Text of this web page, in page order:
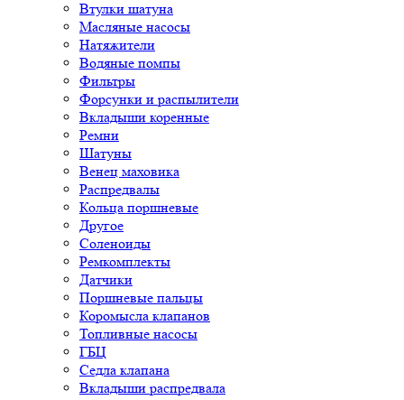
Втулки шатуна
Масляные насосы
Натяжители
Водяные помпы
Фильтры
Форсунки и распылители
Вкладыши коренные
Ремни
Шатуны
Венец маховика
Распредвалы
Кольца поршневые
Другое
Соленоиды
Ремкомплекты
Датчики
Поршневые пальцы
Коромысла клапанов
Топливные насосы
ГБЦ
Седла клапана
Вкладыши распредвала